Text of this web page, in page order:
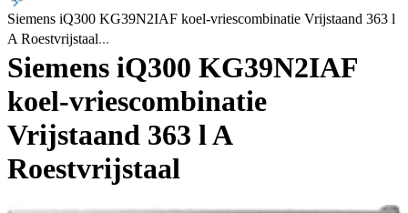
Siemens iQ300 KG39N2IAF koel-vriescombinatie Vrijstaand 363 l
A Roestvrijstaal
Siemens iQ300 KG39N2IAF
koel-vriescombinatie
Vrijstaand 363 l A
Roestvrijstaal